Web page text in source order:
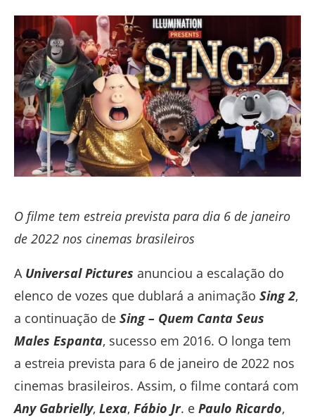
O filme tem estreia prevista para dia 6 de janeiro
de 2022 nos cinemas brasileiros
A Universal Pictures anunciou a escalação do
elenco de vozes que dublará a animação Sing 2,
a continuação de Sing – Quem Canta Seus
Males Espanta, sucesso em 2016. O longa tem
a estreia prevista para 6 de janeiro de 2022 nos
cinemas brasileiros. Assim, o filme contará com
Any Gabrielly, Lexa, Fábio Jr. e Paulo Ricardo,